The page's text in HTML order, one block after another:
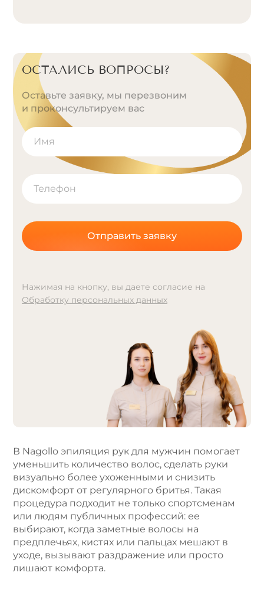
ОСТАЛИСЬ ВОПРОСЫ?
Оставьте заявку, мы перезвоним
и проконсультируем вас
Отправить заявку
Нажимая на кнопку, вы даете согласие на
Обработку персональных данных
:
В Nagollo эпиляция рук для мужчин помогает
уменьшить количество волос, сделать руки
визуально более ухоженными и снизить
дискомфорт от регулярного бритья. Такая
процедура подходит не только спортсменам
или людям публичных профессий: ее
выбирают, когда заметные волосы на
предплечьях, кистях или пальцах мешают в
уходе, вызывают раздражение или просто
лишают комфорта.